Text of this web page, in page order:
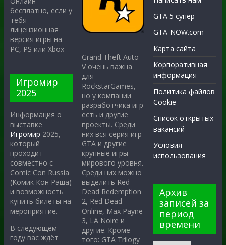
бесплатно, если у
тебя
лицензионная
версия игры на
PC, PS или Xbox
Игромир
2025
Информация о
выставке
Игромир 2025,
который
проходит
совместно с
Comic Con Russia
(Комик Кон Раша)
и возможность
купить билеты на
мероприятие.
В следующем
году вас ждёт
Grand Theft Auto
V очень важна
для
RockstarGames,
но у компании
разработчика игр
есть и другие
проекты. Среди
них вся серия игр
GTA и другие
крупные игры
мирового уровня.
Среди них можно
выделить Red
Dead Redemption
2, Red Dead
Online, Max Payne
3, LA Noire и
другие. Кроме
того: GTA Trilogy
GTA 5 супер
GTA-NOW.com
Карта сайта
Корпоративная
информация
Политика файлов
Cookie
Список открытых
вакансий
Условия
использования
Архив
записей за
период
времени